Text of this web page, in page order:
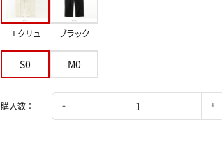
エクリュ ブラック
S0 M0
購入数：